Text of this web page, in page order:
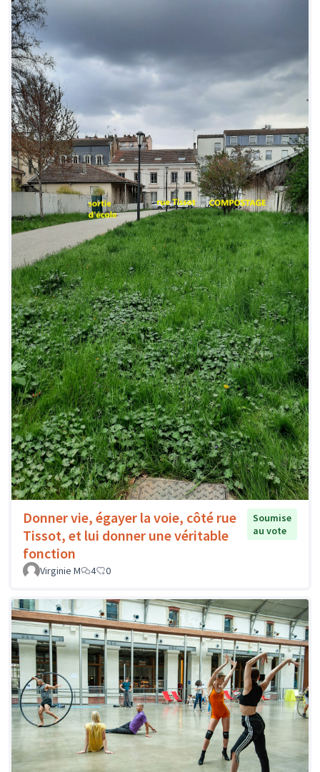
Donner vie, égayer la voie, côté rue
Tissot, et lui donner une véritable
fonction
Soumise
au vote
Virginie M 4 0